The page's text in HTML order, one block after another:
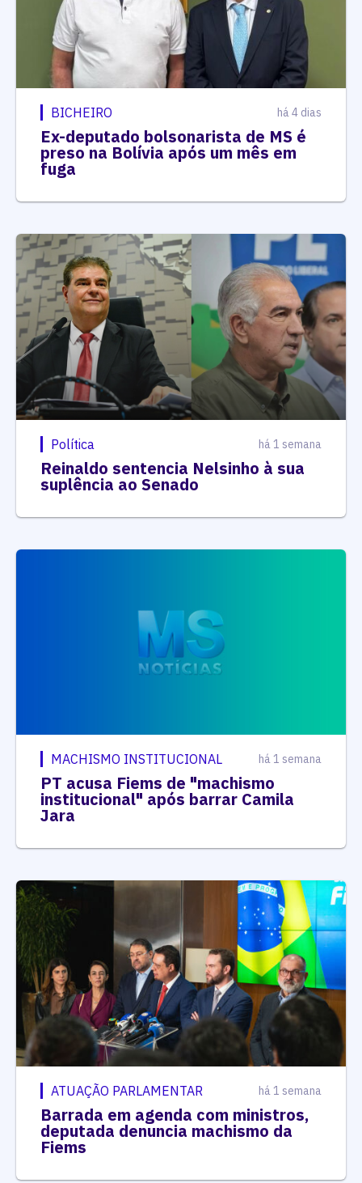
BICHEIRO há 4 dias
Ex-deputado bolsonarista de MS é
preso na Bolívia após um mês em
fuga
Política há 1 semana
Reinaldo sentencia Nelsinho à sua
suplência ao Senado
MACHISMO INSTITUCIONAL há 1 semana
PT acusa Fiems de "machismo
institucional" após barrar Camila
Jara
ATUAÇÃO PARLAMENTAR há 1 semana
Barrada em agenda com ministros,
deputada denuncia machismo da
Fiems